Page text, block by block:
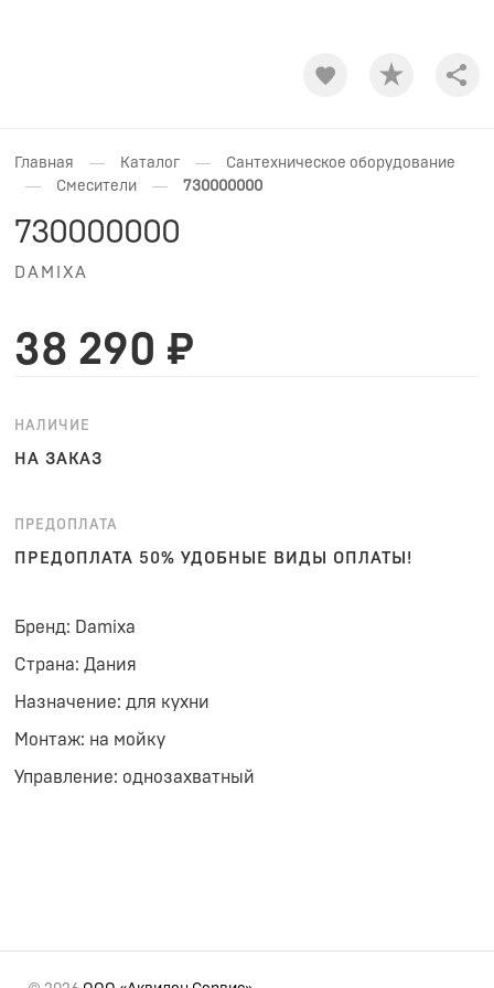
Главная — Каталог — Сантехническое оборудование
— Смесители — 730000000
730000000
DAMIXA
38 290 ₽
НАЛИЧИЕ
НА ЗАКАЗ
ПРЕДОПЛАТА
ПРЕДОПЛАТА 50% УДОБНЫЕ ВИДЫ ОПЛАТЫ!
Бренд: Damixa
Страна: Дания
Назначение: для кухни
Монтаж: на мойку
Управление: однозахватный